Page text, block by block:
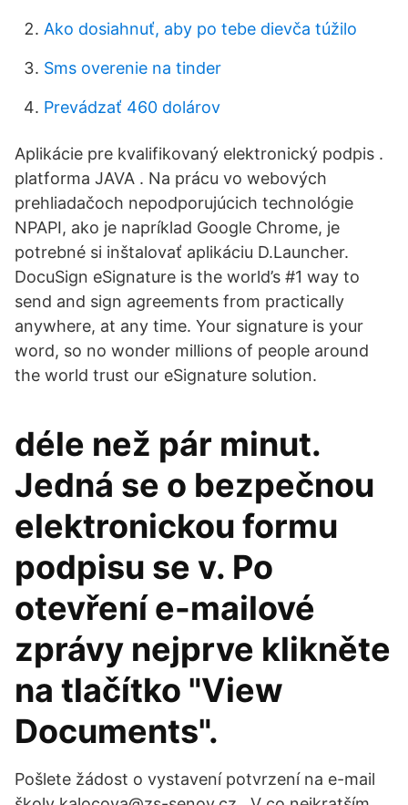
Ako dosiahnuť, aby po tebe dievča túžilo
Sms overenie na tinder
Prevádzať 460 dolárov
Aplikácie pre kvalifikovaný elektronický podpis .
platforma JAVA . Na prácu vo webových
prehliadačoch nepodporujúcich technológie
NPAPI, ako je napríklad Google Chrome, je
potrebné si inštalovať aplikáciu D.Launcher.
DocuSign eSignature is the world’s #1 way to
send and sign agreements from practically
anywhere, at any time. Your signature is your
word, so no wonder millions of people around
the world trust our eSignature solution.
déle než pár minut.
Jedná se o bezpečnou
elektronickou formu
podpisu se v. Po
otevření e-mailové
zprávy nejprve klikněte
na tlačítko "View
Documents".
Pošlete žádost o vystavení potvrzení na e-mail